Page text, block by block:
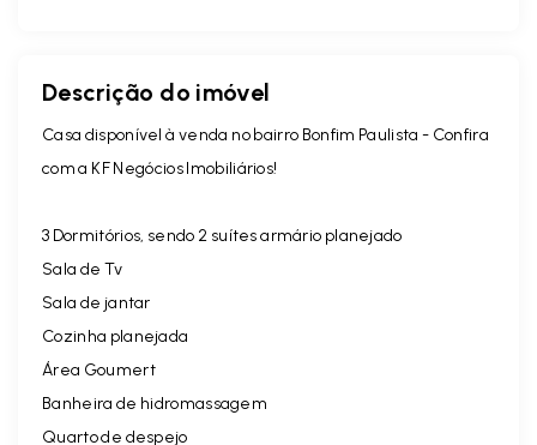
Descrição do imóvel
Casa disponível à venda no bairro Bonfim Paulista- Confira
com a KF Negócios Imobiliários!
3 Dormitórios, sendo 2 suítes armário planejado
Sala de Tv
Sala de jantar
Cozinha planejada
Área Goumert
Banheira de hidromassagem
Quarto de despejo